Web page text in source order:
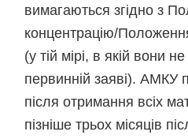
вимагаються згідно з
концентрацію/
(у тій мірі, в якій вони
первинній заяві). АМКУ
після отримання всіх
пізніше трьох місяців